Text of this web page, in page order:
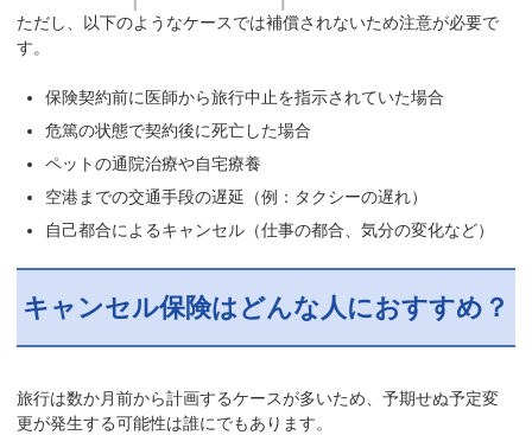
ただし、以下のようなケースでは補償されないため注意が必要で
す。
保険契約前に医師から旅行中止を指示されていた場合
危篤の状態で契約後に死亡した場合
ペットの通院治療や自宅療養
空港までの交通手段の遅延（例：タクシーの遅れ）
自己都合によるキャンセル（仕事の都合、気分の変化など）
キャンセル保険はどんな人におすすめ？
旅行は数か月前から計画するケースが多いため、予期せぬ予定変
更が発生する可能性は誰にでもあります。